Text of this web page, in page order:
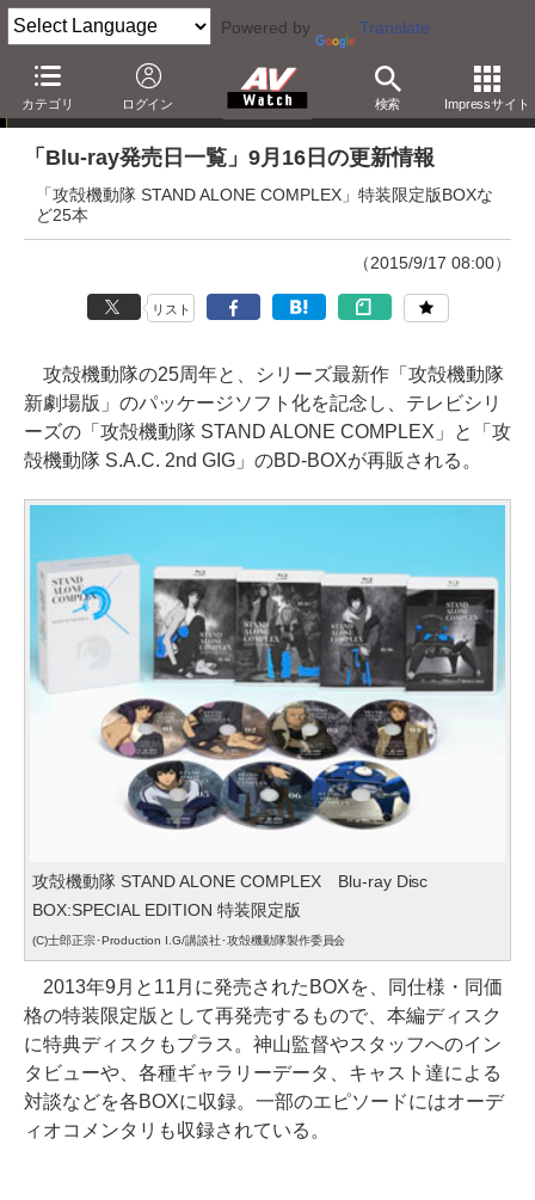
Powered by Translate
カテゴリ ログイン 検索 Impressサイト
「Blu-ray発売日一覧」の更新情報
「Blu-ray発売日一覧」9月16日の更新情報
「攻殻機動隊 STAND ALONE COMPLEX」特装限定版BOXな
ど25本
（2015/9/17 08:00）
リスト
攻殻機動隊の25周年と、シリーズ最新作「攻殻機動隊
新劇場版」のパッケージソフト化を記念し、テレビシリ
ーズの「攻殻機動隊 STAND ALONE COMPLEX」と「攻
殻機動隊 S.A.C. 2nd GIG」のBD-BOXが再販される。
攻殻機動隊 STAND ALONE COMPLEX Blu-ray Disc
BOX:SPECIAL EDITION 特装限定版
(C)士郎正宗･Production I.G/講談社･攻殻機動隊製作委員会
2013年9月と11月に発売されたBOXを、同仕様・同価
格の特装限定版として再発売するもので、本編ディスク
に特典ディスクもプラス。神山監督やスタッフへのイン
タビューや、各種ギャラリーデータ、キャスト達による
対談などを各BOXに収録。一部のエピソードにはオーデ
ィオコメンタリも収録されている。